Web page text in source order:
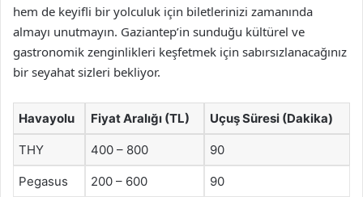
hem de keyifli bir yolculuk için biletlerinizi zamanında
almayı unutmayın. Gaziantep’in sunduğu kültürel ve
gastronomik zenginlikleri keşfetmek için sabırsızlanacağınız
bir seyahat sizleri bekliyor.
Havayolu Fiyat Aralığı (TL) Uçuş Süresi (Dakika)
THY 400 – 800 90
Pegasus 200 – 600 90